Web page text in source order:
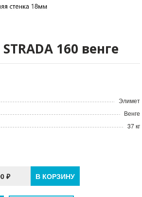
160 венге
Элимет
Венге
37 кг
₽ В КОРЗИНУ